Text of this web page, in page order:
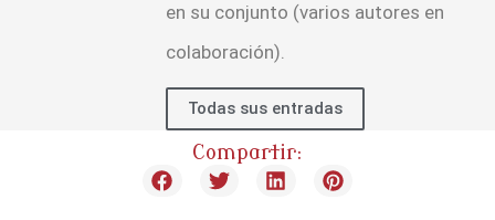
en su conjunto (varios autores en
colaboración).
Todas sus entradas
Compartir: